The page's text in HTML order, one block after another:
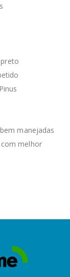
manejadas
melhor